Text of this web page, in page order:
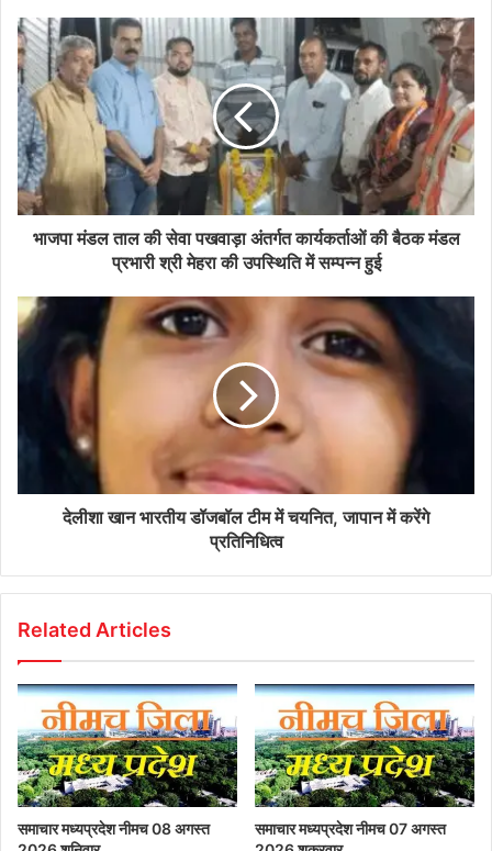
भाजपा मंडल ताल की सेवा पखवाड़ा अंतर्गत कार्यकर्ताओं की बैठक मंडल
प्रभारी श्री मेहरा की उपस्थिति में सम्पन्न हुई
देलीशा खान भारतीय डॉजबॉल टीम में चयनित, जापान में करेंगे
प्रतिनिधित्व
Related Articles
समाचार मध्यप्रदेश नीमच 08 अगस्त
समाचार मध्यप्रदेश नीमच 07 अगस्त